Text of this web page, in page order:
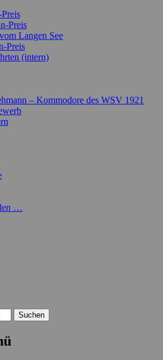
Preis
Langen See
Preis
(intern)
– Kommodore des WSV 1921
…